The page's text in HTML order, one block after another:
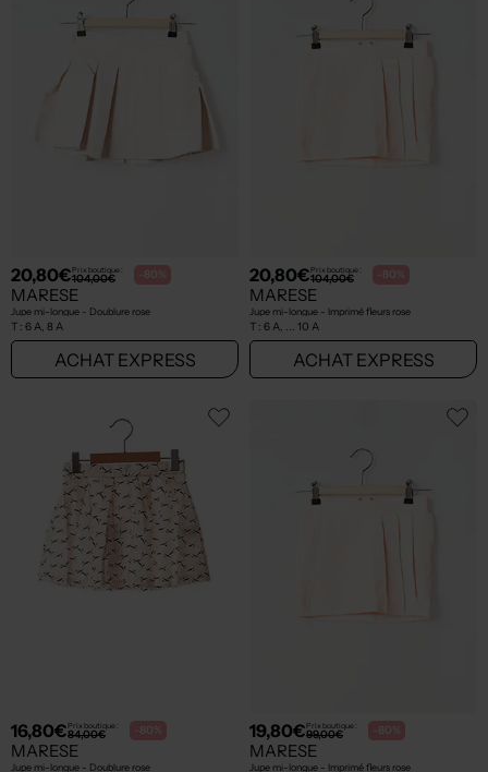
20,80€Prix boutique :
104,00€ -80%
MARESE
Jupe mi-longue - Doublure rose
T : 6 A, 8 A
ACHAT EXPRESS
20,80€Prix boutique :
104,00€ -80%
MARESE
Jupe mi-longue - Imprimé fleurs rose
T : 6 A, ... 10 A
ACHAT EXPRESS
16,80€Prix boutique :
84,00€ -80%
MARESE
Jupe mi-longue - Doublure rose
19,80€Prix boutique :
99,00€ -80%
MARESE
Jupe mi-longue - Imprimé fleurs rose